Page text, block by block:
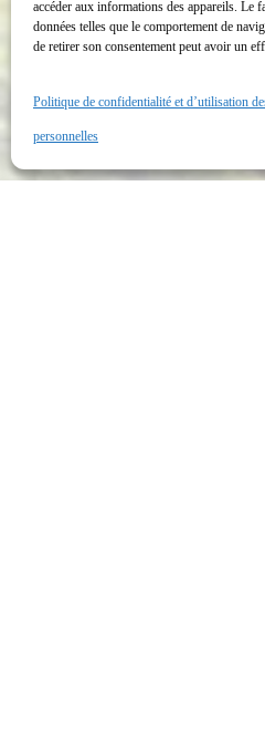
accéder aux informations des appareils. Le
données telles que le comportement de
de retirer son consentement peut avoir un
Politique de confidentialité et d’utilisation
personnelles